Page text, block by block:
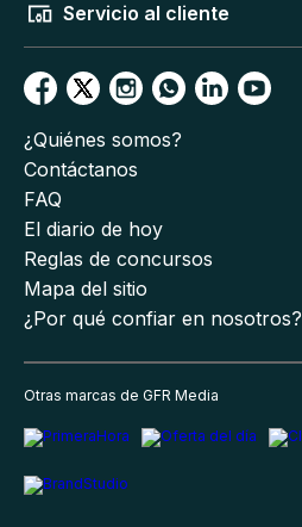
Servicio al cliente
¿Quiénes somos?
Contáctanos
FAQ
El diario de hoy
Reglas de concursos
Mapa del sitio
¿Por qué confiar en nosotros?
Otras marcas de GFR Media